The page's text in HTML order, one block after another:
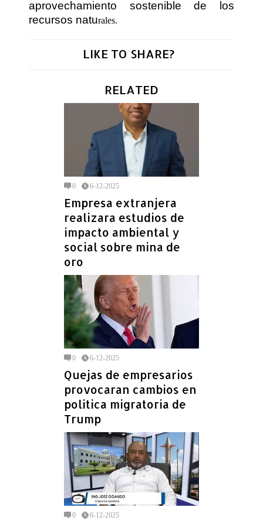
aprovechamiento sostenible de los
recursos naturales.
LIKE TO SHARE?
RELATED
0 6-12-2025
Empresa extranjera
realizara estudios de
impacto ambiental y
social sobre mina de
oro
0 6-12-2025
Quejas de empresarios
provocaran cambios en
politica migratoria de
Trump
0 6-12-2025